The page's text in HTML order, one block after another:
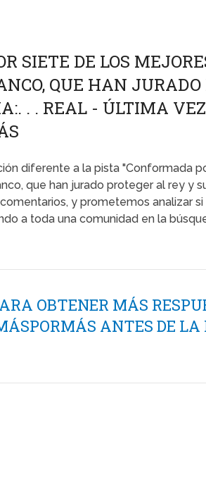
SIETE DE LOS
QUE HAN JURADO
. . REAL - ÚLTIMA
diferente a la pista "Conformada
que han jurado proteger al rey y
y prometemos analizar
a toda una comunidad en la
OBTENER MÁS
ANTES DE